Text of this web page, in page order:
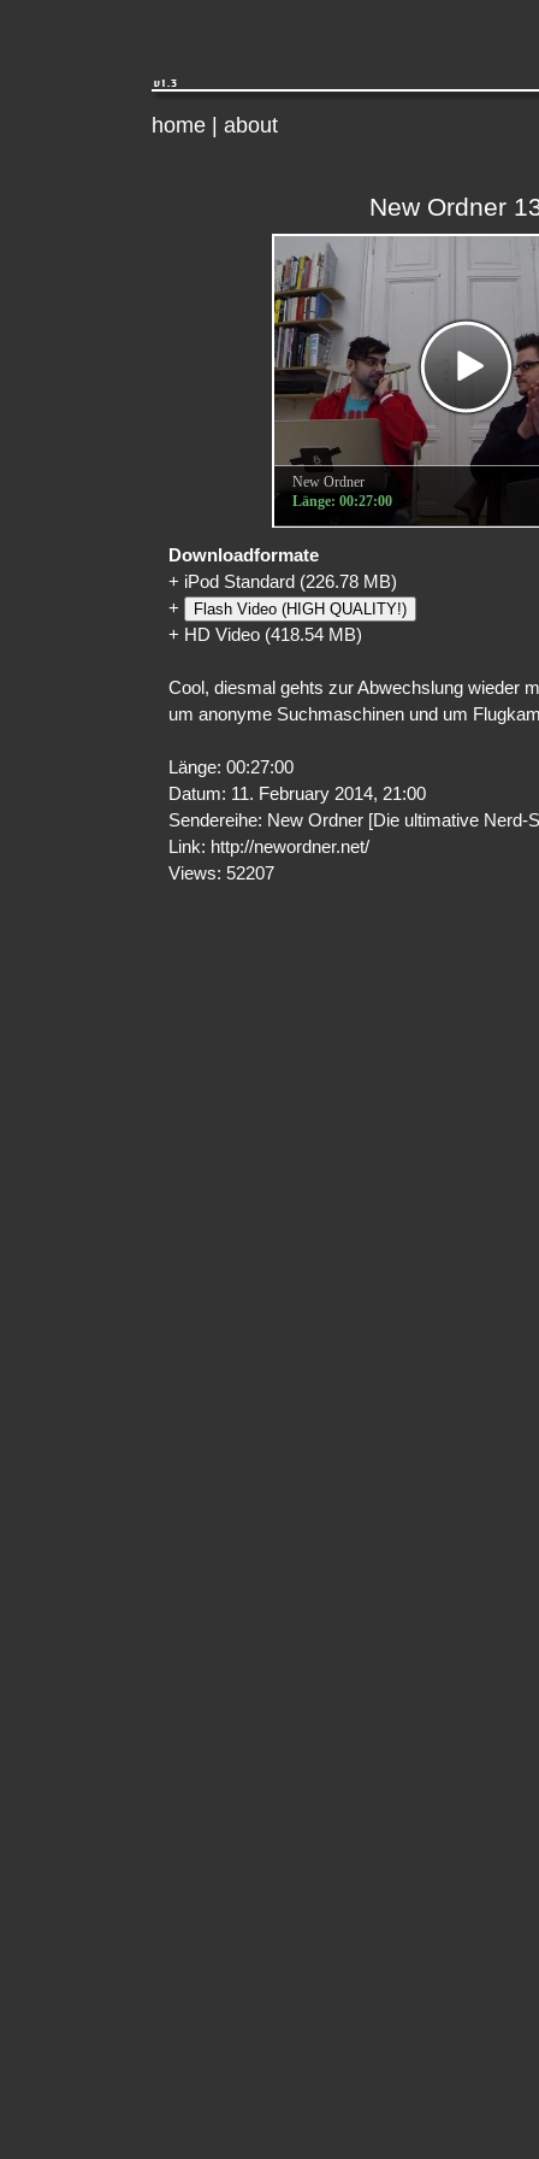
home about
New Ordner
New Ordner
Länge: 00:27:00
Downloadformate
+ iPod Standard (226.78 MB)
+
Flash Video (HIGH QUALITY!)
+ HD Video (418.54 MB)
Cool, diesmal gehts zur Abwechslung wieder
um anonyme Suchmaschinen und um
Länge: 00:27:00
Datum: 11. February 2014, 21:00
Sendereihe: New Ordner [Die ultimative Nerd-
Link: http://newordner.net/
Views: 52207